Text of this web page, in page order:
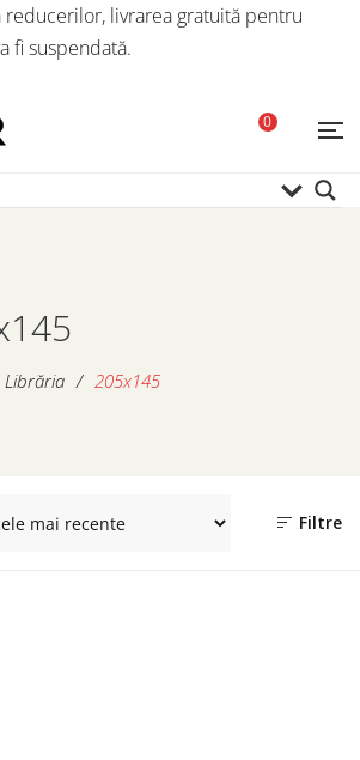
reducerilor, livrarea gratuită pentru
fi suspendată.
0
Librăria / 205x145
Filtre